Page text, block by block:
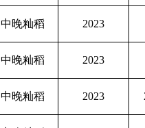
中晚籼稻 2023
中晚籼稻 2023
中晚籼稻 2023